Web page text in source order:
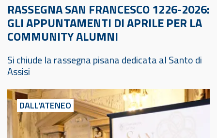
RASSEGNA SAN FRANCESCO 1226-2026:
GLI APPUNTAMENTI DI APRILE PER LA
COMMUNITY ALUMNI
Si chiude la rassegna pisana dedicata al Santo di
Assisi
DALL'ATENEO